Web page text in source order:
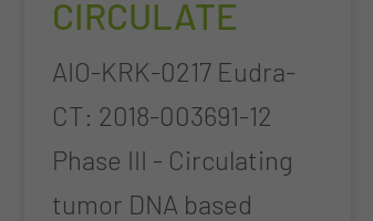
CIRCULATE
AIO-KRK-0217 Eudra-
CT: 2018-003691-12
Phase III - Circulating
tumor DNA based